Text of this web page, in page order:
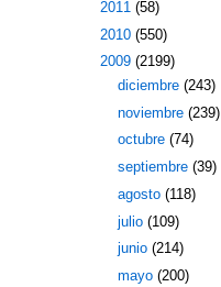
2011 (58)
2010 (550)
2009 (2199)
diciembre (243)
noviembre (239)
octubre (74)
septiembre (39)
agosto (118)
julio (109)
junio (214)
mayo (200)